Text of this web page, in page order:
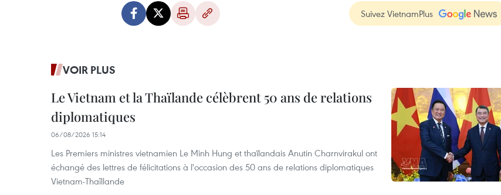
Suivez VietnamPlus
VOIR PLUS
Le Vietnam et la Thaïlande célèbrent 50 ans de relations
diplomatiques
06/08/2026 15:14
Les Premiers ministres vietnamien Le Minh Hung et thaïlandais Anutin Charnvirakul ont
échangé des lettres de félicitations à l'occasion des 50 ans de relations diplomatiques
Vietnam-Thaîllande